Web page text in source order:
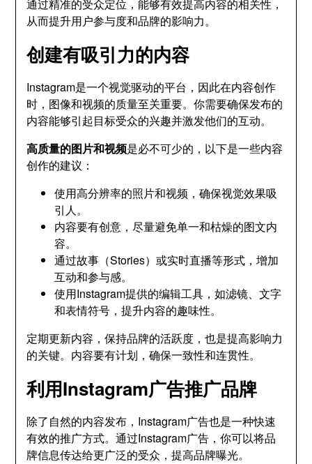
通过精准的受众定位，能够有效提高内容的相关性，
从而提升用户参与度和品牌的影响力。
创建有吸引力的内容
Instagram是一个视觉驱动的平台，因此在内容创作
时，图像和视频的质量至关重要。你需要确保发布的
内容能够引起目标受众的兴趣并激发他们的互动。
高质量的图片和视频是必不可少的，以下是一些内容
创作的建议：
使用高分辨率的照片和视频，确保视觉效果吸
引人。
内容要有创意，尽量避免单一和枯燥的图文内
容。
通过故事（Stories）或实时直播等形式，增加
互动和参与感。
使用Instagram提供的编辑工具，如滤镜、文字
和表情符号，提升内容的趣味性。
定期更新内容，保持品牌的活跃度，也是提高影响力
的关键。内容要有计划，确保一致性和连贯性。
利用Instagram广告推广品牌
除了自然的内容发布，Instagram广告也是一种快速
有效的推广方式。通过Instagram广告，你可以将品
牌信息传达给更广泛的受众，提高品牌曝光。